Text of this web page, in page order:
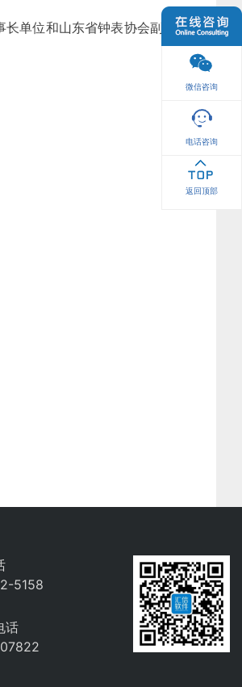
单位和山东省钟表协会副会
微信咨询
电话咨询
返回顶部
5158
话